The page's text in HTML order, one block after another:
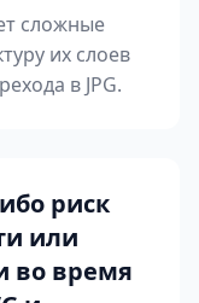
сложные
их слоев
в JPG.
риск
или
во время